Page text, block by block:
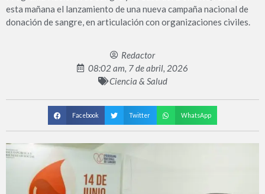
esta mañana el lanzamiento de una nueva campaña nacional de
donación de sangre, en articulación con organizaciones civiles.
Redactor
08:02 am, 7 de abril, 2026
Ciencia & Salud
Facebook Twitter WhatsApp